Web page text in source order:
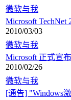
微软与我
Microsoft TechNet
2010/03/03
微软与我
Microsoft 正式宣
2010/02/26
微软与我
[通告] "Windows